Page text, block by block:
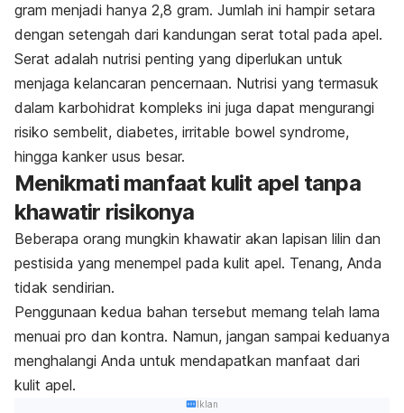
gram menjadi hanya 2,8 gram. Jumlah ini hampir setara
dengan setengah dari kandungan serat total pada apel.
Serat adalah nutrisi penting yang diperlukan untuk
menjaga kelancaran pencernaan. Nutrisi yang termasuk
dalam karbohidrat kompleks ini juga dapat mengurangi
risiko sembelit, diabetes, irritable bowel syndrome,
hingga kanker usus besar.
Menikmati manfaat kulit apel tanpa
khawatir risikonya
Beberapa orang mungkin khawatir akan lapisan lilin dan
pestisida yang menempel pada kulit apel. Tenang, Anda
tidak sendirian.
Penggunaan kedua bahan tersebut memang telah lama
menuai pro dan kontra. Namun, jangan sampai keduanya
menghalangi Anda untuk mendapatkan manfaat dari
kulit apel.
Iklan